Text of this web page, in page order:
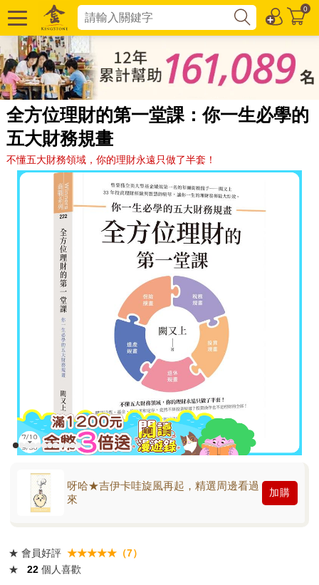
0
全方位理財的第一堂課：你一生必學的
五大財務規畫
不懂五大財務領域，你的理財永遠只做了半套！
呀哈★吉伊卡哇旋風再起，精選周邊看過
來
加購
★ 會員好評 ★★★★★（7）
★
22 個人喜歡